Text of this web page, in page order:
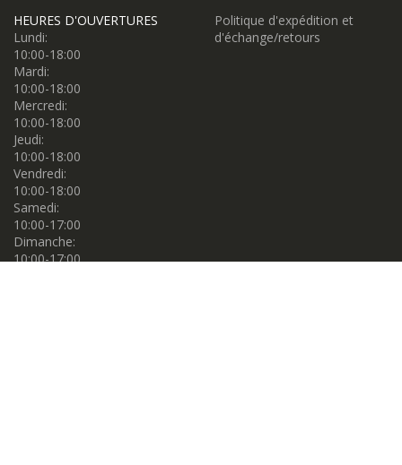
HEURES D'OUVERTURES
Lundi:
10:00-18:00
Mardi:
10:00-18:00
Mercredi:
10:00-18:00
Jeudi:
10:00-18:00
Vendredi:
10:00-18:00
Samedi:
10:00-17:00
Dimanche:
10:00-17:00
Politique d'expédition et
d'échange/retours